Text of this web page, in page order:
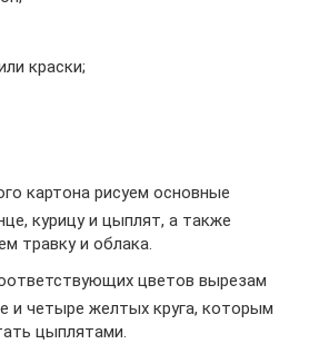
краски;
картона рисуем основные
курицу и цыплят, а также
травку и облака.
цветов вырезам
и четыре желтых круга, которым
цыплятами.